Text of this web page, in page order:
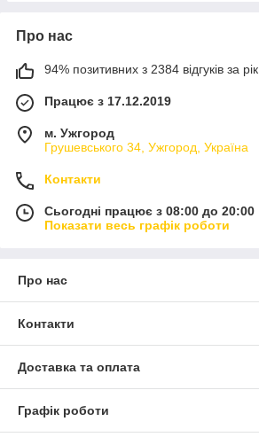
Про нас
94% позитивних з 2384 відгуків за рік
Працює з 17.12.2019
м. Ужгород
Грушевського 34, Ужгород, Україна
Контакти
Сьогодні працює з 08:00 до 20:00
Показати весь графік роботи
Про нас
Контакти
Доставка та оплата
Графік роботи